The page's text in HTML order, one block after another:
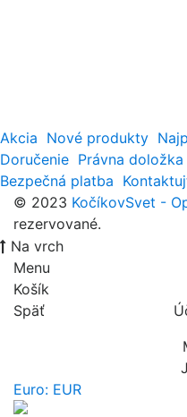
Akcia Nové produkty
Doručenie Právna doložka
Bezpečná platba
© 2023 KočíkovSvet -
rezervované.
Na vrch
Menu
Košík
Späť
Euro: EUR